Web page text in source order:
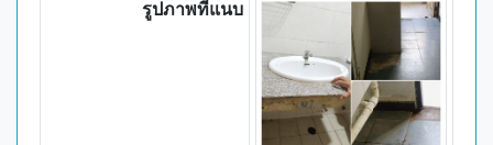
รูปภาพที่แนบ